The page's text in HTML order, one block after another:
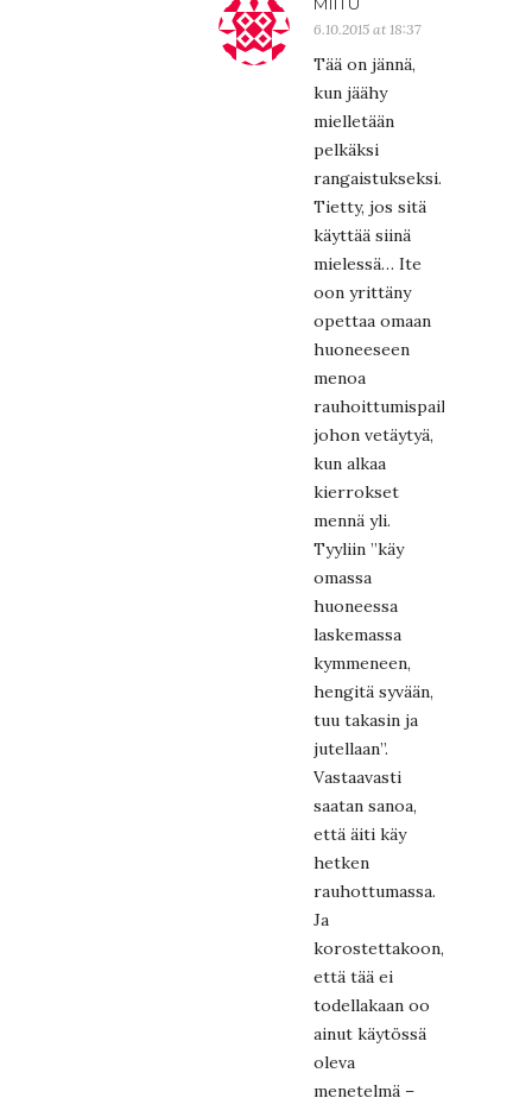
6.10.2015 at 18:37
Tää on jännä,
kun jäähy
mielletään
pelkäksi
rangaistukseksi.
Tietty, jos sitä
käyttää siinä
mielessä… Ite
oon yrittäny
opettaa omaan
huoneeseen
menoa
rauhoittumispaikkana,
johon vetäytyä,
kun alkaa
kierrokset
mennä yli.
Tyyliin ”käy
omassa
huoneessa
laskemassa
kymmeneen,
hengitä syvään,
tuu takasin ja
jutellaan”.
Vastaavasti
saatan sanoa,
että äiti käy
hetken
rauhottumassa.
Ja
korostettakoon,
että tää ei
todellakaan oo
ainut käytössä
oleva
menetelmä –